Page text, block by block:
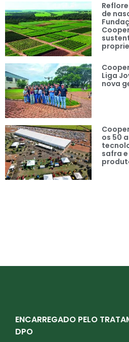
de
Liga
nova
os 50
safra
ENCARREGADO PELO
DPO